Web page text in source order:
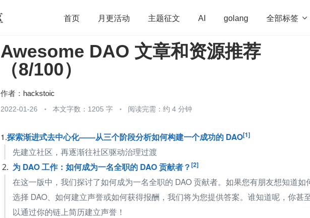
首页 月更活动 主题征文 AI golang 全部标签 
开源 架构 OpenHarmony 算法 学习方法 Web3.0
团队管理
Awesome DAO 文章和资源推荐
（8/100）
作者： hackstoic
2022-01-26 本文字数：1205 字 阅读完需：约 4 分钟
1.探索渐进式去中心化——从三个阶段分析如何构建一个成功的 DAO[1]
先建立社区，再逐渐往社区驱动治理过渡
为 DAO 工作：如何成为一名全职的 DAO 贡献者？[2]
在这一版中，我们探讨了如何成为一名全职的 DAO 贡献者。如果您有朋友想知道如
选择 DAO、如何建立声誉或如何获得报酬，我们将为您提供答案。谁知道呢，你甚
以通过你的链上简历建立声誉！